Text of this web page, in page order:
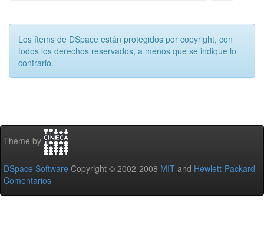
Los ítems de DSpace están protegidos por copyright, con
todos los derechos reservados, a menos que se indique lo
contrario.
Theme by
DSpace Software Copyright © 2002-2008 MIT and Hewlett-Packard -
Comentarios